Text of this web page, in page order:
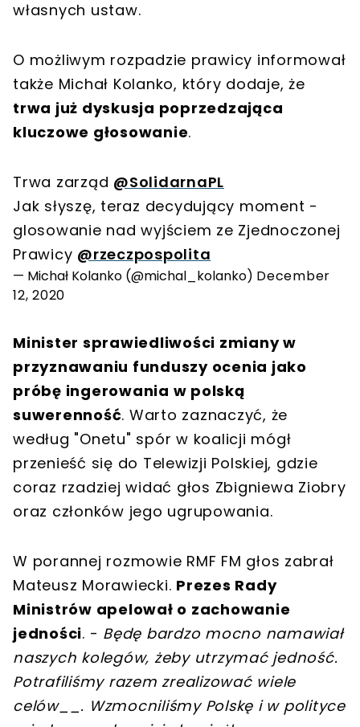
własnych ustaw.
O możliwym rozpadzie prawicy informował
także Michał Kolanko, który dodaje, że
trwa już dyskusja poprzedzająca
kluczowe głosowanie.
Trwa zarząd @SolidarnaPL
Jak słyszę, teraz decydujący moment -
glosowanie nad wyjściem ze Zjednoczonej
Prawicy @rzeczpospolita
— Michał Kolanko (@michal_kolanko) December
12, 2020
Minister sprawiedliwości zmiany w
przyznawaniu funduszy ocenia jako
próbę ingerowania w polską
suwerenność. Warto zaznaczyć, że
według "Onetu" spór w koalicji mógł
przenieść się do Telewizji Polskiej, gdzie
coraz rzadziej widać głos Zbigniewa Ziobry
oraz członków jego ugrupowania.
W porannej rozmowie RMF FM głos zabrał
Mateusz Morawiecki. Prezes Rady
Ministrów apelował o zachowanie
jedności. - Będę bardzo mocno namawiał
naszych kolegów, żeby utrzymać jedność.
Potrafiliśmy razem zrealizować wiele
celów__. Wzmocniliśmy Polskę i w polityce